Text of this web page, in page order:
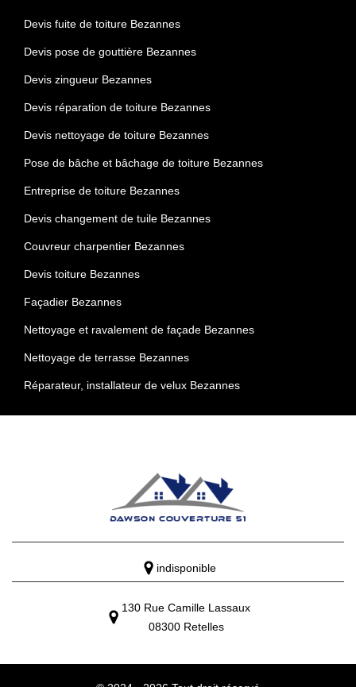
Devis fuite de toiture Bezannes
Devis pose de gouttière Bezannes
Devis zingueur Bezannes
Devis réparation de toiture Bezannes
Devis nettoyage de toiture Bezannes
Pose de bâche et bâchage de toiture Bezannes
Entreprise de toiture Bezannes
Devis changement de tuile Bezannes
Couvreur charpentier Bezannes
Devis toiture Bezannes
Façadier Bezannes
Nettoyage et ravalement de façade Bezannes
Nettoyage de terrasse Bezannes
Réparateur, installateur de velux Bezannes
indisponible
130 Rue Camille Lassaux
08300 Retelles